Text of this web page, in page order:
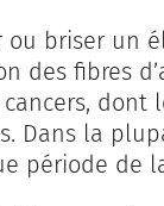
ou briser un
des fibres
dont
Dans la
période de